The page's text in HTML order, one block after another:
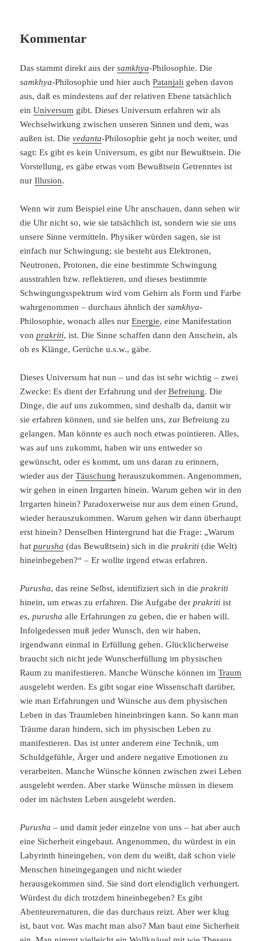
Kommentar
Das stammt direkt aus dersamkhya-Philosophie. Die
samkhya-Philosophie und hier auchPatanjali gehen davon
aus, daß es mindestens auf der relativen Ebene tatsächlich
einUniversum gibt. Dieses Universum erfahren wir als
Wechselwirkung zwischen unseren Sinnen und dem, was
außen ist. Dievedanta-Philosophie geht ja noch weiter, und
sagt: Es gibt es kein Universum, es gibt nur Bewußtsein. Die
Vorstellung, es gäbe etwas vom Bewußtsein Getrenntes ist
nurIllusion.
Wenn wir zum Beispiel eine Uhr anschauen, dann sehen wir
die Uhr nicht so, wie sie tatsächlich ist, sondern wie sie uns
unsere Sinne vermitteln. Physiker würden sagen, sie ist
einfach nur Schwingung; sie besteht aus Elektronen,
Neutronen, Protonen, die eine bestimmte Schwingung
ausstrahlen bzw. reflektieren, und dieses bestimmte
Schwingungsspektrum wird vom Gehirn als Form und Farbe
wahrgenommen – durchaus ähnlich dersamkhya-
Philosophie, wonach alles nurEnergie, eine Manifestation
vonprakriti, ist. Die Sinne schaffen dann den Anschein, als
ob es Klänge, Gerüche u.s.w., gäbe.
Dieses Universum hat nun – und das ist sehr wichtig – zwei
Zwecke: Es dient der Erfahrung und derBefreiung. Die
Dinge, die auf uns zukommen, sind deshalb da, damit wir
sie erfahren können, und sie helfen uns, zur Befreiung zu
gelangen. Man könnte es auch noch etwas pointieren. Alles,
was auf uns zukommt, haben wir uns entweder so
gewünscht, oder es kommt, um uns daran zu erinnern,
wieder aus derTäuschung herauszukommen. Angenommen,
wir gehen in einen Irrgarten hinein. Warum gehen wir in den
Irrgarten hinein? Paradoxerweise nur aus dem einen Grund,
wieder herauszukommen. Warum gehen wir dann überhaupt
erst hinein? Denselben Hintergrund hat die Frage: „Warum
hatpurusha (das Bewußtsein) sich in dieprakriti (die Welt)
hineinbegeben?“ – Er wollte irgend etwas erfahren.
Purusha, das reine Selbst, identifiziert sich in dieprakriti
hinein, um etwas zu erfahren. Die Aufgabe derprakriti ist
es,purusha alle Erfahrungen zu geben, die er haben will.
Infolgedessen muß jeder Wunsch, den wir haben,
irgendwann einmal in Erfüllung gehen. Glücklicherweise
braucht sich nicht jede Wunscherfüllung im physischen
Raum zu manifestieren. Manche Wünsche können imTraum
ausgelebt werden. Es gibt sogar eine Wissenschaft darüber,
wie man Erfahrungen und Wünsche aus dem physischen
Leben in das Traumleben hineinbringen kann. So kann man
Träume daran hindern, sich im physischen Leben zu
manifestieren. Das ist unter anderem eine Technik, um
Schuldgefühle, Ärger und andere negative Emotionen zu
verarbeiten. Manche Wünsche können zwischen zwei Leben
ausgelebt werden. Aber starke Wünsche müssen in diesem
oder im nächsten Leben ausgelebt werden.
Purusha – und damit jeder einzelne von uns – hat aber auch
eine Sicherheit eingebaut. Angenommen, du würdest in ein
Labyrinth hineingehen, von dem du weißt, daß schon viele
Menschen hineingegangen und nicht wieder
herausgekommen sind. Sie sind dort elendiglich verhungert.
Würdest du dich trotzdem hineinbegeben? Es gibt
Abenteurernaturen, die das durchaus reizt. Aber wer klug
ist, baut vor. Was macht man also? Man baut eine Sicherheit